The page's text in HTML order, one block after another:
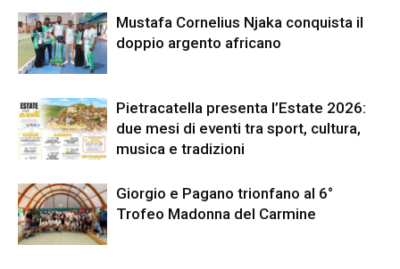
Mustafa Cornelius Njaka conquista il
doppio argento africano
Pietracatella presenta l’Estate 2026:
due mesi di eventi tra sport, cultura,
musica e tradizioni
Giorgio e Pagano trionfano al 6°
Trofeo Madonna del Carmine